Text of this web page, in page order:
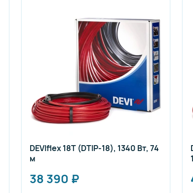
DEVIflex 18T (DTIP-18), 1340 Вт, 74
м
38 390 ₽